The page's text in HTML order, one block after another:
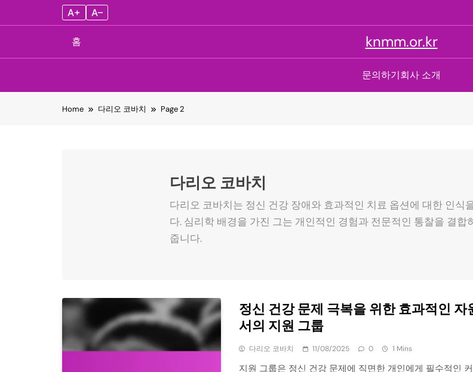
A+ A–
홈 knmm.or.kr
문의하기회사 소개
Home 다리오 코바치 Page 2
다리오 코바치
다리오 코바치는 정신 건강 장애와 효과적인 치료 옵션에 대한 인식
다. 심리학 배경을 가진 그는 개인적인 경험과 전문적인 통찰을 결
줍니다.
정신 건강 문제 극복을 위한 효과적인 자
서의 지원 그룹
다리오 코바치 11/08/2025 0 1 Mins
지원 그룹은 정신 건강 문제에 직면한 개인에게 필수적인